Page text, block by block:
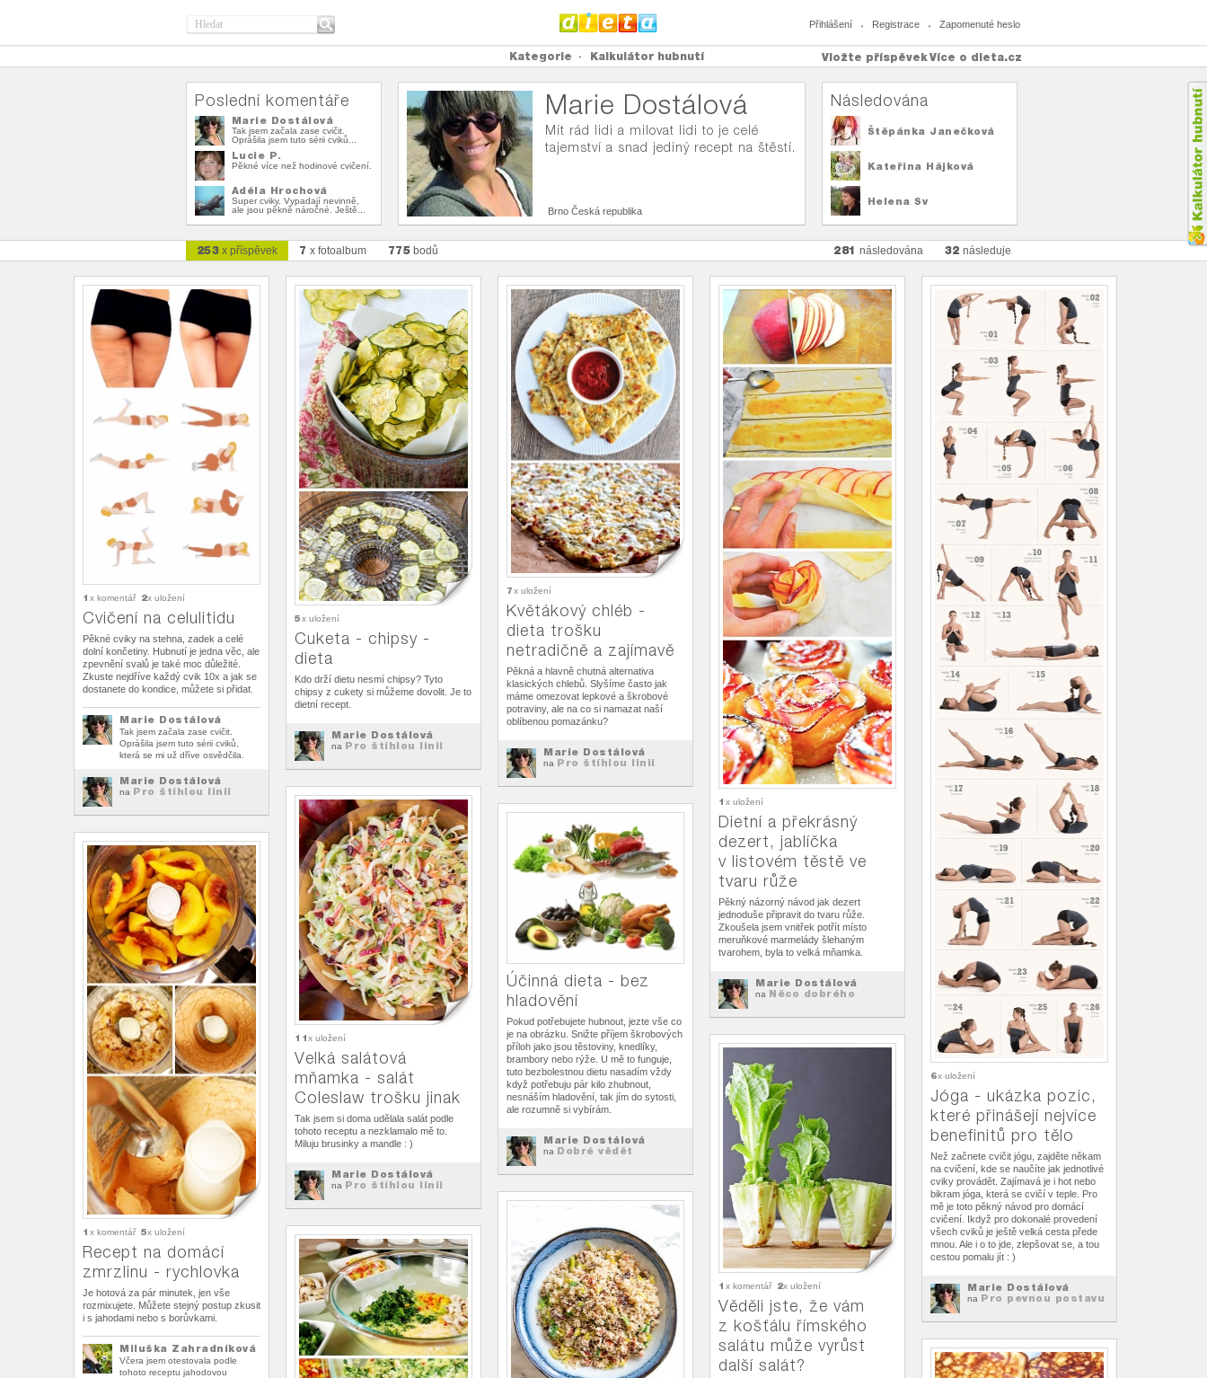
Přihlášení Registrace Zapomenuté heslo
Kategorie Kalkulátor hubnutí Více o dieta.cz
Vložte příspěvek
Poslední komentáře
Marie Dostálová
Tak jsem začala zase cvičit.
Oprášila jsem tuto sérii cviků...
Lucie P.
Pěkné více než hodinové cvičení.
Adéla Hrochová
Super cviky. Vypadají nevinně,
ale jsou pěkně náročné. Ještě...
Marie Dostálová
Mít rád lidi a milovat lidi to je celé
tajemství a snad jediný recept na štěstí.
Brno Česká republika
Následována
Štěpánka Janečková
Kateřina Hájková
Helena Sv
253 x příspěvek 7 x fotoalbum 775 bodů 281 následována 32 následuje
1 x komentář 2x uložení
Cvičení na celulitidu
Pěkné cviky na stehna, zadek a celé
dolní končetiny. Hubnutí je jedna věc, ale
zpevnění svalů je také moc důležité.
Zkuste nejdříve každý cvik 10x a jak se
dostanete do kondice, můžete si přidat.
Marie Dostálová
Tak jsem začala zase cvičit.
Oprášila jsem tuto sérii cviků,
která se mi už dříve osvědčila.
Marie Dostálová
na Pro štíhlou linii
5x uložení
Cuketa - chipsy -
dieta
Kdo drží dietu nesmí chipsy? Tyto
chipsy z cukety si můžeme dovolit. Je to
dietní recept.
Marie Dostálová
na Pro štíhlou linii
7x uložení
Květákový chléb -
dieta trošku
netradičně a zajímavě
Pěkná a hlavně chutná alternativa
klasických chlebů. Slyšíme často jak
máme omezovat lepkové a škrobové
potraviny, ale na co si namazat naší
oblíbenou pomazánku?
Marie Dostálová
na Pro štíhlou linii
1 x uložení
Dietní a překrásný
dezert, jablíčka
v listovém těstě ve
tvaru růže
Pěkný názorný návod jak dezert
jednoduše připravit do tvaru růže.
Zkoušela jsem vnitřek potřít místo
meruňkové marmelády šlehaným
tvarohem, byla to velká mňamka.
Marie Dostálová
na Něco dobrého
6x uložení
Jóga - ukázka pozic,
které přinášejí nejvíce
benefinitů pro tělo
Než začnete cvičit jógu, zajděte někam
na cvičení, kde se naučíte jak jednotlivé
cviky provádět. Zajímavá je i hot nebo
bikram jóga, která se cvičí v teple. Pro
mě je toto pěkný návod pro domácí
cvičení. Ikdyž pro dokonalé provedení
všech cviků je ještě velká cesta přede
mnou. Ale i o to jde, zlepšovat se, a tou
cestou pomalu jít : )
Marie Dostálová
na Pro pevnou postavu
11x uložení
Velká salátová
mňamka - salát
Coleslaw trošku jinak
Tak jsem si doma udělala salát podle
tohoto receptu a nezklamalo mě to.
Miluju brusinky a mandle : )
Marie Dostálová
na Pro štíhlou linii
Účinná dieta - bez
hladovění
Pokud potřebujete hubnout, jezte vše co
je na obrázku. Snižte příjem škrobových
příloh jako jsou těstoviny, knedlíky,
brambory nebo rýže. U mě to funguje,
tuto bezbolestnou dietu nasadím vždy
když potřebuju pár kilo zhubnout,
nesnáším hladovění, tak jím do sytosti,
ale rozumně si vybírám.
Marie Dostálová
na Dobré vědět
1 x komentář 5x uložení
Recept na domácí
zmrzlinu - rychlovka
Je hotová za pár minutek, jen vše
rozmixujete. Můžete stejný postup zkusit
i s jahodami nebo s borůvkami.
Miluška Zahradníková
Včera jsem otestovala podle
tohoto receptu jahodovou
1 x komentář 2x uložení
Věděli jste, že vám
z košťálu římského
salátu může vyrůst
další salát?